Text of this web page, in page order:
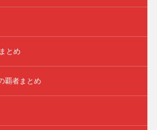
とめ
覇者まとめ